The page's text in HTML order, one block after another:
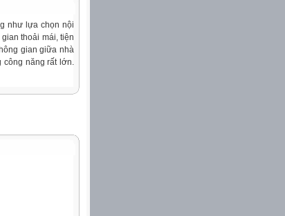
như lựa chọn nội
thoải mái, tiện
gian giữa nhà
công năng rất lớn.